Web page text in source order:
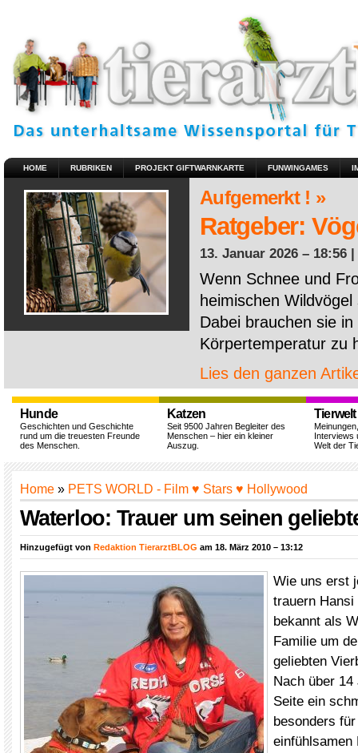
HOME RUBRIKEN PROJEKT GIFTWARNKARTE FUNWINGAMES
Aufgemerkt ! »
Ratgeber:
13. Januar 2026 – 18:56 |
Wenn Schnee und
heimischen
Dabei brauchen sie
Körpertemperatur zu
Lies den ganzen
Hunde
Geschichten und Geschichte
rund um die treuesten Freunde
des Menschen.
Katzen
Seit 9500 Jahren Begleiter des
Menschen – hier ein kleiner
Auszug.
Tierwelt
Interviews
Welt der
Home » PETS WORLD - Film ♥ Stars ♥ Hollywood
Waterloo: Trauer um seinen
Hinzugefügt von Redaktion TierarztBLOG am 18. März 2010 – 13:12
Wie uns erst
trauern
bekannt als
Familie um
geliebten
Nach über
Seite ein
besonders
einfühlsamen